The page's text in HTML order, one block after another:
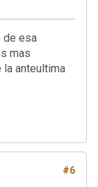
de esa
mas
la anteultima
#6